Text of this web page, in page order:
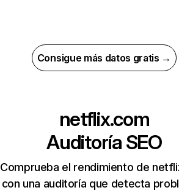
Consigue más datos gratis →
netflix.com
Auditoría SEO
Comprueba el rendimiento de
con una auditoría que detecta